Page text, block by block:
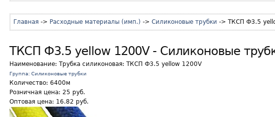
Главная -> Расходные материалы (имп.) -> Силиконовые трубки -> ТКСП Ф3.5
ТКСП Ф3.5 yellow 1200V - Силиконовые
Наименование: Трубка силиконовая: ТКСП Ф3.5 yellow 1200V
Группа: Силиконовые трубки
Количество: 6400м
Розничная цена: 25 руб.
Оптовая цена: 16.82 руб.